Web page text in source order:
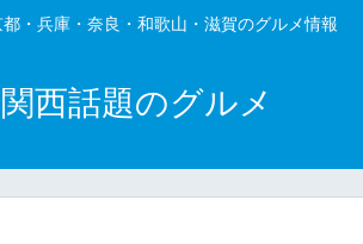
都・兵庫・奈良・和歌山・滋賀のグルメ情報
関西話題のグルメ